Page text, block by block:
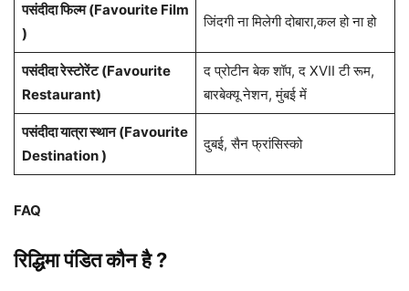
पसंदीदा फिल्म (Favourite Film
)
जिंदगी ना मिलेगी दोबारा,कल हो ना हो
पसंदीदा रेस्टोरेंट (Favourite
Restaurant)
द प्रोटीन बेक शॉप, द XVII टी रूम,
बारबेक्यू नेशन, मुंबई में
पसंदीदा यात्रा स्थान (Favourite
Destination )
दुबई, सैन फ्रांसिस्को
FAQ
रिद्ध‍िमा पंडित कौन है ?